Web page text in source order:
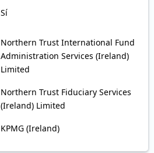
Sí
Northern Trust International Fund
Administration Services (Ireland)
Limited
Northern Trust Fiduciary Services
(Ireland) Limited
KPMG (Ireland)